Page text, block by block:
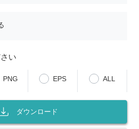
い
PNG EPS ALL
ダウンロード